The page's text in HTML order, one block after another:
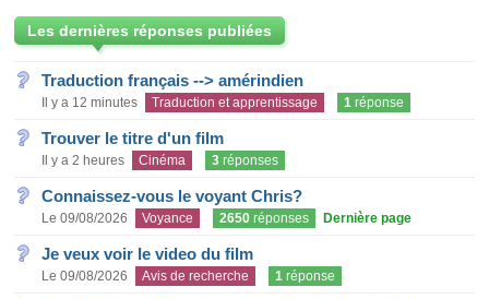
Les dernières réponses publiées
Traduction français --> amérindien
Il y a 12 minutes Traduction et apprentissage 1 réponse
Trouver le titre d'un film
Il y a 2 heures Cinéma 3 réponses
Connaissez-vous le voyant Chris?
Le 09/08/2026 Voyance 2650 réponses Dernière page
Je veux voir le video du film
Le 09/08/2026 Avis de recherche 1 réponse